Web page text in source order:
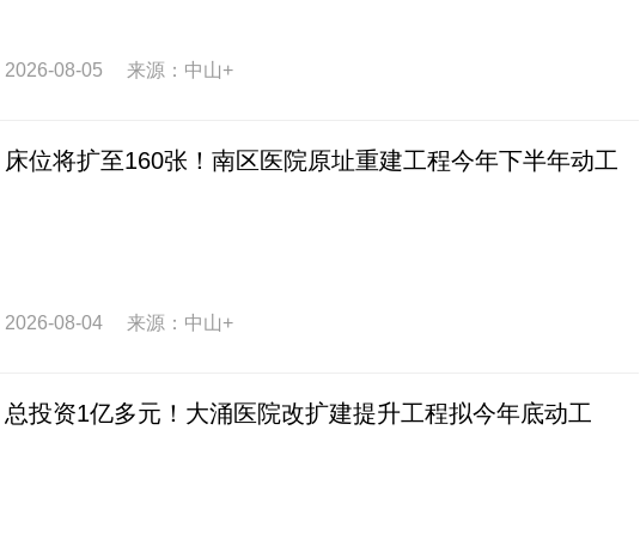
2026-08-05 来源：中山+
床位将扩至160张！南区医院原址重建工程今年下半年动工
2026-08-04 来源：中山+
总投资1亿多元！大涌医院改扩建提升工程拟今年底动工